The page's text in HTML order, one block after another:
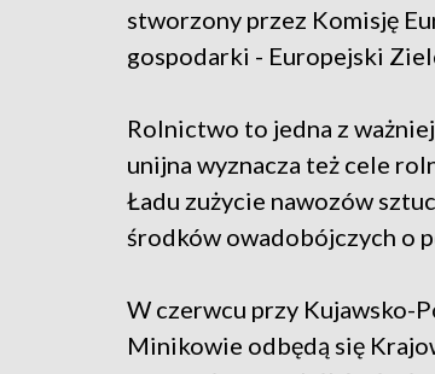
stworzony przez Komisję
gospodarki - Europejski
Rolnictwo to jedna z
unijna wyznacza też cele
Ładu zużycie nawozów
środków owadobójczych o
W czerwcu przy Kujawsko-
Minikowie odbędą się